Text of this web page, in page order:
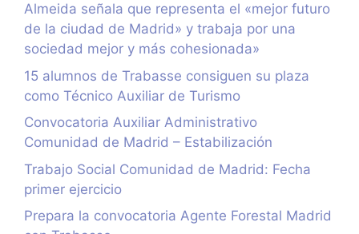
Almeida señala que representa el «mejor futuro
de la ciudad de Madrid» y trabaja por una
sociedad mejor y más cohesionada»
15 alumnos de Trabasse consiguen su plaza
como Técnico Auxiliar de Turismo
Convocatoria Auxiliar Administrativo
Comunidad de Madrid – Estabilización
Trabajo Social Comunidad de Madrid: Fecha
primer ejercicio
Prepara la convocatoria Agente Forestal Madrid